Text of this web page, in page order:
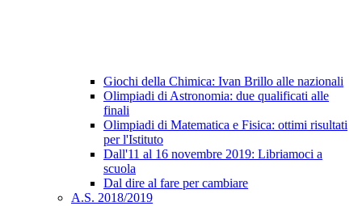
Giochi della Chimica: Ivan Brillo alle nazionali
Olimpiadi di Astronomia: due qualificati alle
finali
Olimpiadi di Matematica e Fisica: ottimi risultati
per l'Istituto
Dall'11 al 16 novembre 2019: Libriamoci a
scuola
Dal dire al fare per cambiare
A.S. 2018/2019